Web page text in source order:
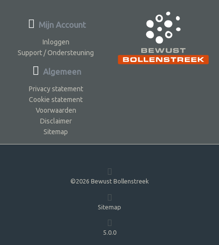
Mijn Account
Inloggen
Support / Ondersteuning
Algemeen
Privacy statement
Cookie statement
Voorwaarden
Disclaimer
Sitemap
©2026 Bewust Bollenstreek
Sitemap
5.0.0